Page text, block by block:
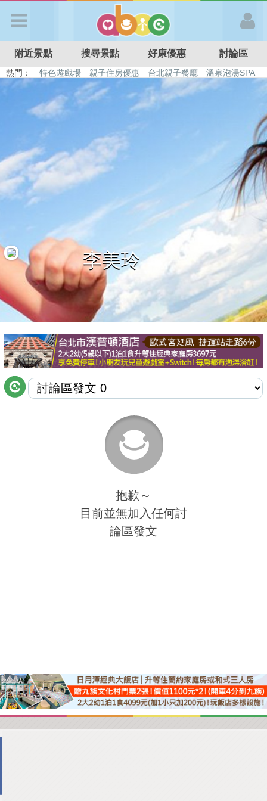
APP登入
首 頁
搜尋景點
好康優惠
最新留言
商家合作
推薦景點
討論區
聯絡我們
附近景點 搜尋景點 好康優惠 討論區
熱門： 特色遊戲場 親子住房優惠 台北親子餐廳
溫泉泡湯SPA
溜滑梯民宿
觀光工廠 日本親子景點
李美玲
抱歉～
目前並無加入任何討
論區發文